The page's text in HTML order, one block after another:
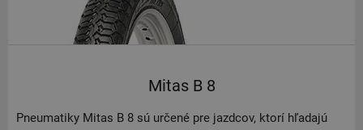
Mitas B 8
Pneumatiky Mitas B 8 sú určené pre jazdcov, ktorí hľadajú